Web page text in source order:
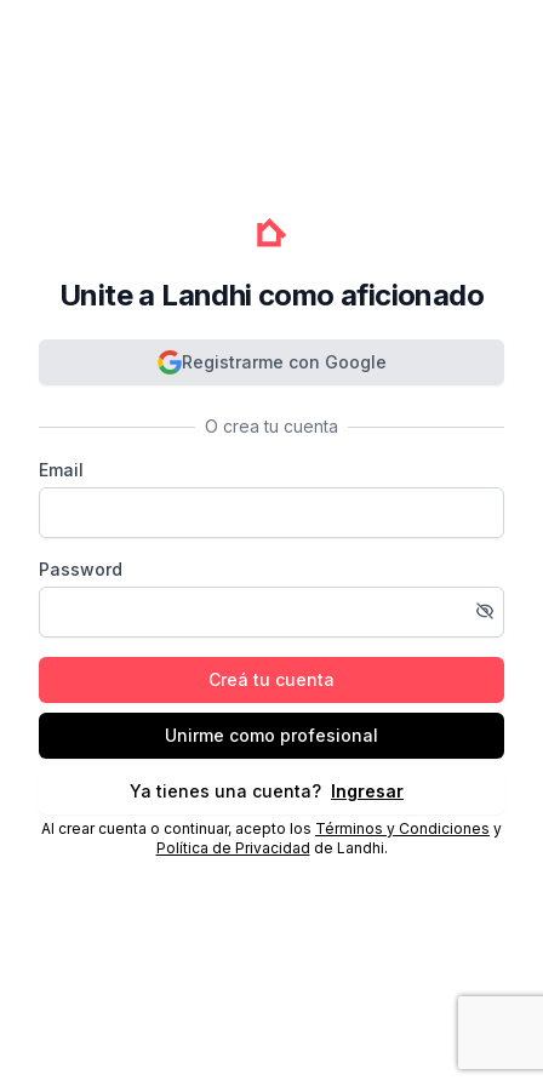
Unite a Landhi como aficionado
Registrarme con Google
O crea tu cuenta
Email
Password
Creá tu cuenta
Unirme como profesional
Ya tienes una cuenta? Ingresar
Al crear cuenta o continuar, acepto los Términos y Condiciones y
Política de Privacidad de Landhi.